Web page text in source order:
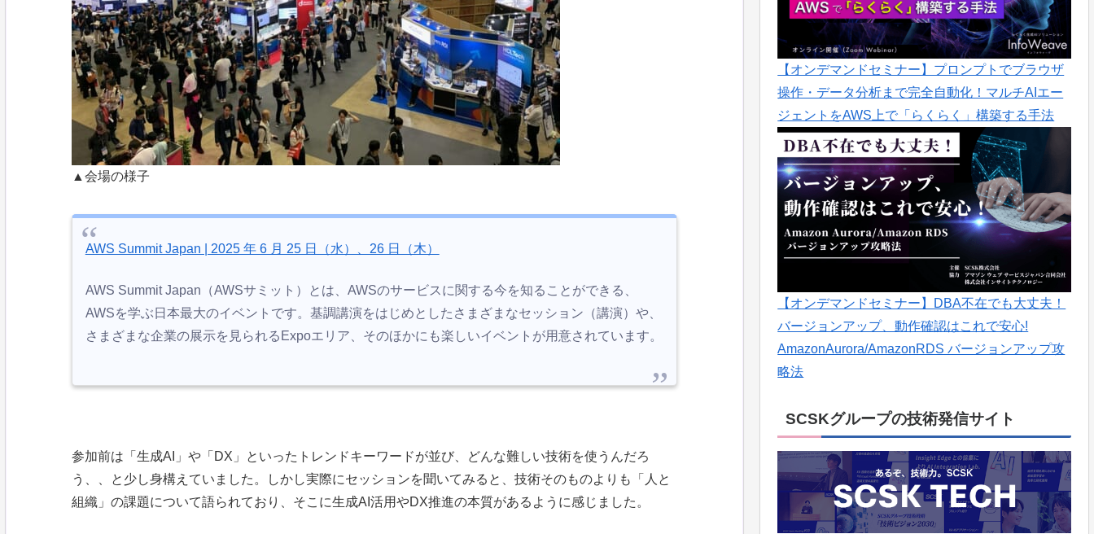
▲会場の様子
AWS Summit Japan | 2025 年 6 月 25 日（水）、26 日（木）
AWS Summit Japan（AWSサミット）とは、AWSのサービスに関する今を知ることができる、
AWSを学ぶ日本最大のイベントです。基調講演をはじめとしたさまざまなセッション（講演）や、
さまざまな企業の展示を見られるExpoエリア、そのほかにも楽しいイベントが用意されています。
参加前は「生成AI」や「DX」といったトレンドキーワードが並び、どんな難しい技術を使うんだろ
う、、と少し身構えていました。
しかし実際にセッションを聞いてみると、技術そのものよりも「人と
組織」の課題について語られており、そこに生成AI活用やDX推進の本質があるように感じました。
【オンデマンドセミナー】プロンプトでブラウザ
操作・データ分析まで完全自動化！マルチAIエー
ジェントをAWS上で「らくらく」構築する手法
【オンデマンドセミナー】DBA不在でも大丈夫！
バージョンアップ、動作確認はこれで安心!
AmazonAurora/AmazonRDS バージョンアップ攻
略法
SCSKグループの技術発信サイト